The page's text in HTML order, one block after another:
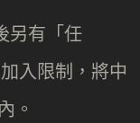
另有「任
入限制，將中
。